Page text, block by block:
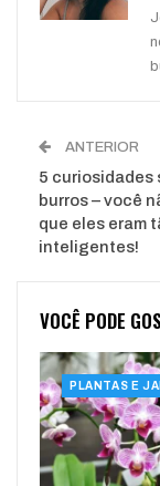
ANTERIOR
5 curiosidades
burros – você
que eles eram
inteligentes!
VOCÊ PODE
PLANTAS E